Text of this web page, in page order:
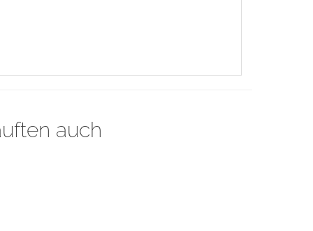
auch